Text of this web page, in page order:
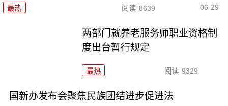
最热 阅读 8639 06-29
两部门就养老服务师职业资格制
度出台暂行规定
最热 阅读 9329
国新办发布会聚焦民族团结进步促进法